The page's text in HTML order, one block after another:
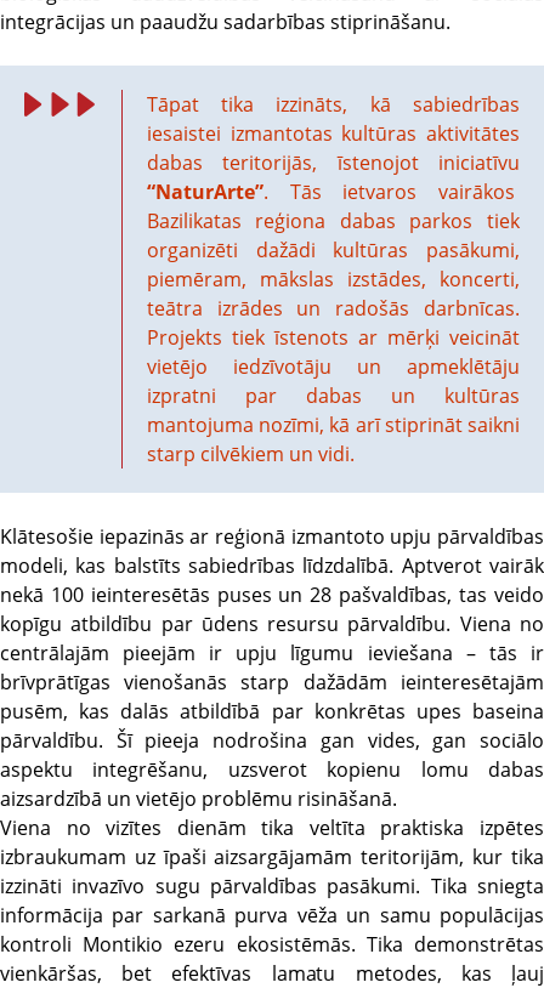
integrācijas un paaudžu sadarbības stiprināšanu.
Tāpat tika izzināts, kā sabiedrības
iesaistei izmantotas kultūras aktivitātes
dabas teritorijās, īstenojot iniciatīvu
“NaturArte”. Tās ietvaros vairākos
Bazilikatas reģiona dabas parkos tiek
organizēti dažādi kultūras pasākumi,
piemēram, mākslas izstādes, koncerti,
teātra izrādes un radošās darbnīcas.
Projekts tiek īstenots ar mērķi veicināt
vietējo iedzīvotāju un apmeklētāju
izpratni par dabas un kultūras
mantojuma nozīmi, kā arī stiprināt saikni
starp cilvēkiem un vidi.
Klātesošie iepazinās ar reģionā izmantoto upju pārvaldības
modeli, kas balstīts sabiedrības līdzdalībā. Aptverot vairāk
nekā 100 ieinteresētās puses un 28 pašvaldības, tas veido
kopīgu atbildību par ūdens resursu pārvaldību. Viena no
centrālajām pieejām ir upju līgumu ieviešana – tās ir
brīvprātīgas vienošanās starp dažādām ieinteresētajām
pusēm, kas dalās atbildībā par konkrētas upes baseina
pārvaldību. Šī pieeja nodrošina gan vides, gan sociālo
aspektu integrēšanu, uzsverot kopienu lomu dabas
aizsardzībā un vietējo problēmu risināšanā.
Viena no vizītes dienām tika veltīta praktiska izpētes
izbraukumam uz īpaši aizsargājamām teritorijām, kur tika
izzināti invazīvo sugu pārvaldības pasākumi. Tika sniegta
informācija par sarkanā purva vēža un samu populācijas
kontroli Montikio ezeru ekosistēmās. Tika demonstrētas
vienkāršas, bet efektīvas lamatu metodes, kas ļauj